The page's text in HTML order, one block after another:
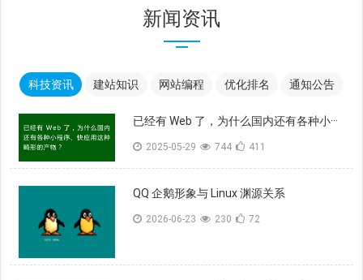
新闻资讯
科技资讯 建站知识 网站编程 优化排名 通知公告
已经有 Web 了，为什么国内还有各种小···
2025-05-29 744 411
QQ 企鹅形象与 Linux 渊源关系
2026-06-23 230 72